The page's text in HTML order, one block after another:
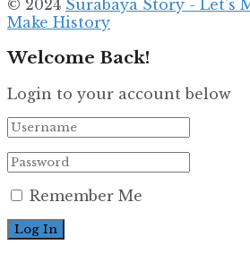
© 2024 Surabaya Story - Let's
Make History
Welcome Back!
Login to your account below
Remember Me